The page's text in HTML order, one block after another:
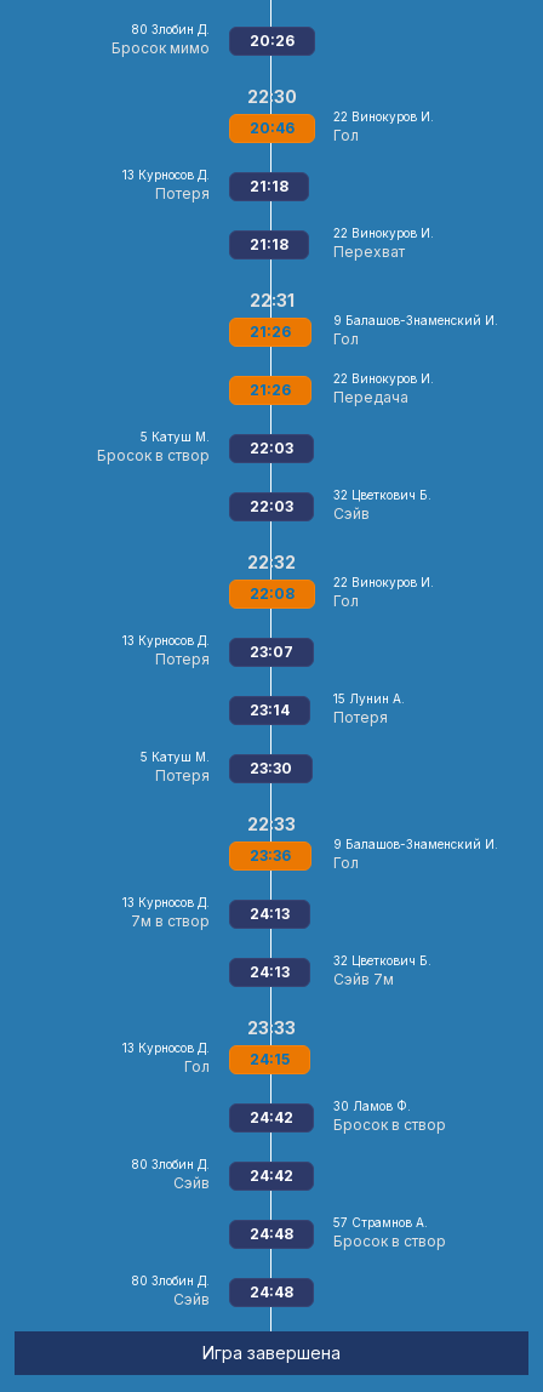
80 Злобин Д.
Бросок мимо 20:26
22 Винокуров И.
Гол
22:30
20:46
13 Курносов Д.
Потеря 21:18
22 Винокуров И.
Перехват
21:18
9 Балашов-Знаменский И.
Гол
22:31
21:26
22 Винокуров И.
Передача
21:26
5 Катуш М.
Бросок в створ 22:03
32 Цветкович Б.
Сэйв
22:03
22 Винокуров И.
Гол
22:32
22:08
13 Курносов Д.
Потеря 23:07
15 Лунин А.
Потеря
23:14
5 Катуш М.
Потеря 23:30
9 Балашов-Знаменский И.
Гол
22:33
23:36
13 Курносов Д.
7м в створ 24:13
32 Цветкович Б.
Сэйв 7м
24:13
13 Курносов Д.
Гол
23:33
24:15
30 Ламов Ф.
Бросок в створ
24:42
80 Злобин Д.
Сэйв 24:42
57 Страмнов А.
Бросок в створ
24:48
80 Злобин Д.
Сэйв 24:48
Игра завершена